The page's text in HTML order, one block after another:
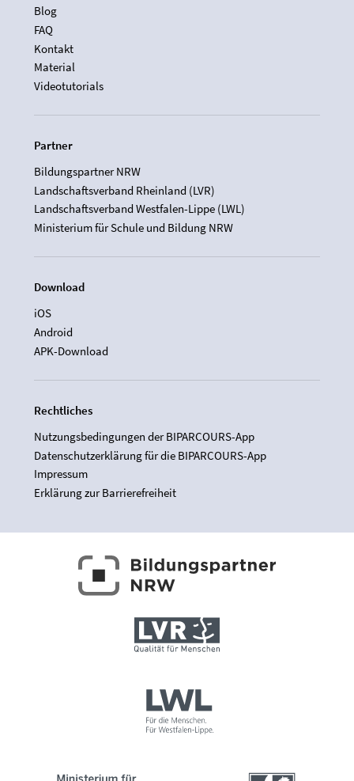
Blog
FAQ
Kontakt
Material
Videotutorials
Partner
Bildungspartner NRW
Landschaftsverband Rheinland (LVR)
Landschaftsverband Westfalen-Lippe (LWL)
Ministerium für Schule und Bildung NRW
Download
iOS
Android
APK-Download
Rechtliches
Nutzungsbedingungen der BIPARCOURS-App
Datenschutzerklärung für die BIPARCOURS-App
Impressum
Erklärung zur Barrierefreiheit